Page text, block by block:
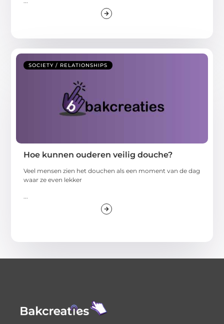
SOCIETY / RELATIONSHIPS
Hoe kunnen ouderen veilig douche?
Veel mensen zien het douchen als een moment van de dag
waar ze even lekker